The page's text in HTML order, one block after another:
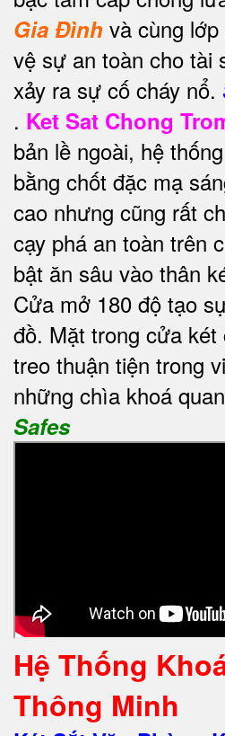
Gia Đình và cùng
vệ sự an toàn cho tài
xảy ra sự cố cháy nổ.
. Ket Sat Chong
bản lề ngoài, hệ
bằng chốt đặc mạ
cao nhưng cũng rất
cạy phá an toàn trên
bật ăn sâu vào thân
Cửa mở 180 độ tạo
đồ. Mặt trong cửa
treo thuận tiện trong
những chìa khoá
Safes
Hệ Thống
Thông Minh